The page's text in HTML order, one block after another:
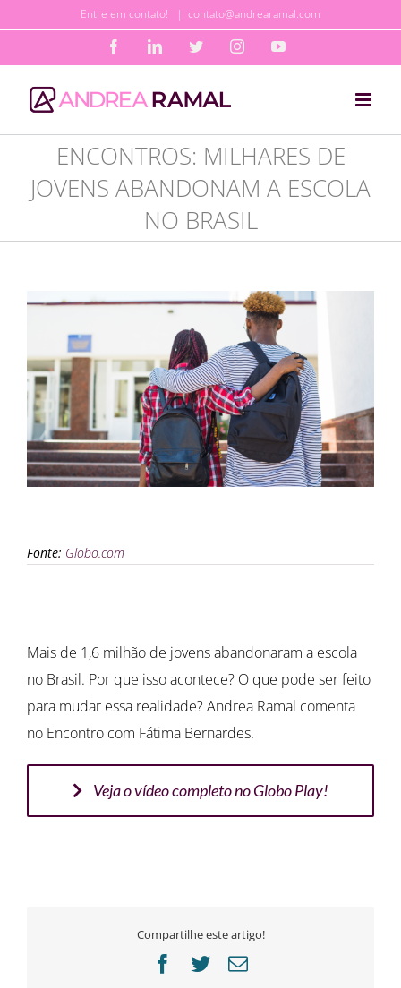
o
conteúdo
Entre em contato! | contato@andrearamal.com
FacebookLinkedInTwitterInstagramYouTube
ENCONTROS: MILHARES DE
JOVENS ABANDONAM A ESCOLA
NO BRASIL
Fonte: Globo.com
Mais de 1,6 milhão de jovens abandonaram a escola
no Brasil. Por que isso acontece? O que pode ser feito
para mudar essa realidade? Andrea Ramal comenta
no Encontro com Fátima Bernardes.
Veja o vídeo completo no Globo Play!
Compartilhe este artigo!
Facebook
Twitter
E-